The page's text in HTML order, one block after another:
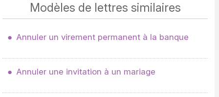
Modèles de lettres similaires
Annuler un virement permanent à la banque
Annuler une invitation à un mariage